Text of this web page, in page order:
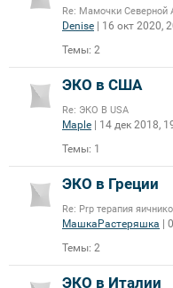
Re: Мамочки Северной
Denise | 16 окт 2020,
Темы: 2
ЭКО в США
Re: ЭКО В USA
Maple | 14 дек 2018,
Темы: 1
ЭКО в Греции
Re: Prp терапия
МашкаРастеряшка |
Темы: 2
ЭКО в Италии